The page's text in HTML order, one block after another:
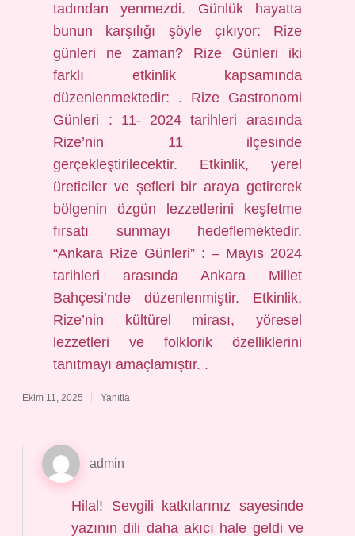
tadından yenmezdi. Günlük hayatta
bunun karşılığı şöyle çıkıyor: Rize
günleri ne zaman? Rize Günleri iki
farklı etkinlik kapsamında
düzenlenmektedir: . Rize Gastronomi
Günleri : 11- 2024 tarihleri arasında
Rize’nin 11 ilçesinde
gerçekleştirilecektir. Etkinlik, yerel
üreticiler ve şefleri bir araya getirerek
bölgenin özgün lezzetlerini keşfetme
fırsatı sunmayı hedeflemektedir.
“Ankara Rize Günleri” : – Mayıs 2024
tarihleri arasında Ankara Millet
Bahçesi’nde düzenlenmiştir. Etkinlik,
Rize’nin kültürel mirası, yöresel
lezzetleri ve folklorik özelliklerini
tanıtmayı amaçlamıştır. .
Ekim 11, 2025 Yanıtla
admin
Hilal! Sevgili katkılarınız sayesinde
yazının dili daha akıcı hale geldi ve